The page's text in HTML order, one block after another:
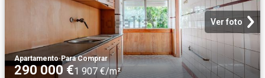
Ver foto
Apartamento·Para Comprar
290 000 €1 907 €/m²